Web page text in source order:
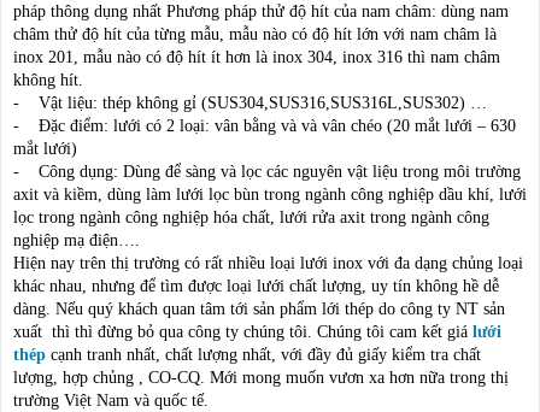
pháp thông dụng nhất Phương pháp thử độ hít của nam châm: dùng nam
châm thử độ hít của từng mẫu, mẫu nào có độ hít lớn với nam châm là
inox 201, mẫu nào có độ hít ít hơn là inox 304, inox 316 thì nam châm
không hít.
- Vật liệu: thép không gỉ (SUS304,SUS316,SUS316L,SUS302) …
- Đặc điểm: lưới có 2 loại: vân bằng và và vân chéo (20 mắt lưới – 630
mắt lưới)
- Công dụng: Dùng để sàng và lọc các nguyên vật liệu trong môi trường
axit và kiềm, dùng làm lưới lọc bùn trong ngành công nghiệp dầu khí, lưới
lọc trong ngành công nghiệp hóa chất, lưới rửa axit trong ngành công
nghiệp mạ điện….
Hiện nay trên thị trường có rất nhiều loại lưới inox với đa dạng chủng loại
khác nhau, nhưng để tìm được loại lưới chất lượng, uy tín không hề dễ
dàng. Nếu quý khách quan tâm tới sản phẩm lới thép do công ty NT sản
xuất thì thì đừng bỏ qua công ty chúng tôi. Chúng tôi cam kết giá lưới
thép cạnh tranh nhất, chất lượng nhất, với đầy đủ giấy kiểm tra chất
lượng, hợp chủng , CO-CQ. Mới mong muốn vươn xa hơn nữa trong thị
trường Việt Nam và quốc tế.